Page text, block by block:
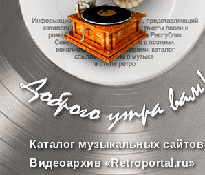
Каталог музыкальных сайтов
Видеоархив «Retroportal.ru»